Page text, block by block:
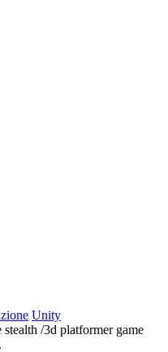
Unity
/3d platformer game